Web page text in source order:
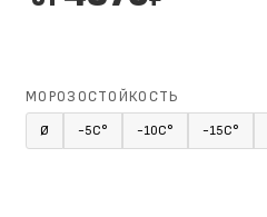
МОРОЗОСТОЙКОСТЬ
Ø -5С° -10С° -15С°